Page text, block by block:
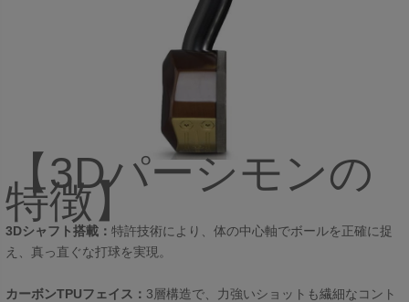
【3Dパーシモンの
特徴】
3Dシャフト搭載： 特許技術により、体の中心軸でボールを正確に捉
え、真っ直ぐな打球を実現。
カーボンTPUフェイス： 3層構造で、力強いショットも繊細なコント